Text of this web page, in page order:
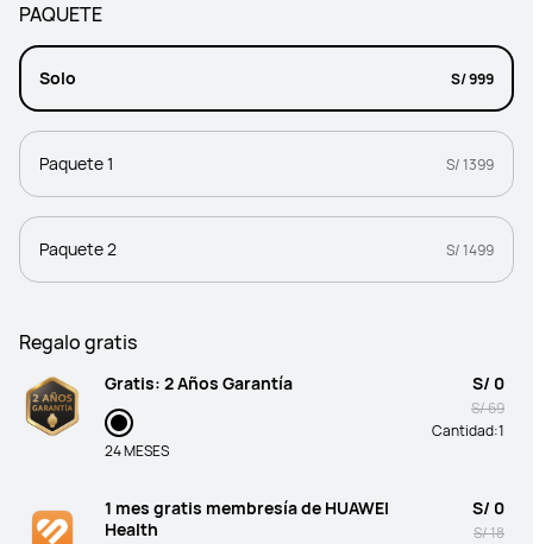
PAQUETE
Solo S/ 999
Paquete 1 S/ 1399
Paquete 2 S/ 1499
Regalo gratis
Gratis: 2 Años Garantía
24 MESES
S/ 0
S/ 69
Cantidad:1
1 mes gratis membresía de HUAWEI
Health
S/ 0
S/ 18